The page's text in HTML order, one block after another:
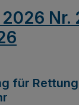
2026 Nr.
für